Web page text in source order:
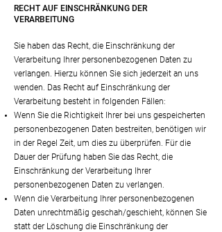
RECHT AUF EINSCHRÄNKUNG DER
VERARBEITUNG
Sie haben das Recht, die Einschränkung der
Verarbeitung Ihrer personenbezogenen Daten zu
verlangen. Hierzu können Sie sich jederzeit an uns
wenden. Das Recht auf Einschränkung der
Verarbeitung besteht in folgenden Fällen:
Wenn Sie die Richtigkeit Ihrer bei uns gespeicherten
personenbezogenen Daten bestreiten, benötigen wir
in der Regel Zeit, um dies zu überprüfen. Für die
Dauer der Prüfung haben Sie das Recht, die
Einschränkung der Verarbeitung Ihrer
personenbezogenen Daten zu verlangen.
Wenn die Verarbeitung Ihrer personenbezogenen
Daten unrechtmäßig geschah/geschieht, können Sie
statt der Löschung die Einschränkung der